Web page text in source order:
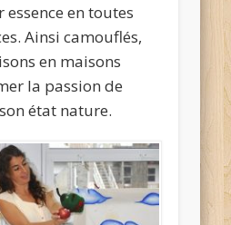
en toutes
Ainsi camouflés,
en maisons
la passion de
état nature.